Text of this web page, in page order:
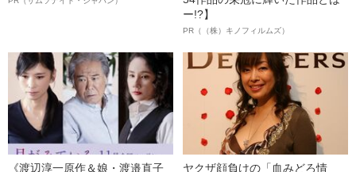
ー!?】
PR（（株）キノフィルムズ）
《渡辺淳一原作＆娘・渡邉直子
ヤクザ顔負けの「血みどろ情